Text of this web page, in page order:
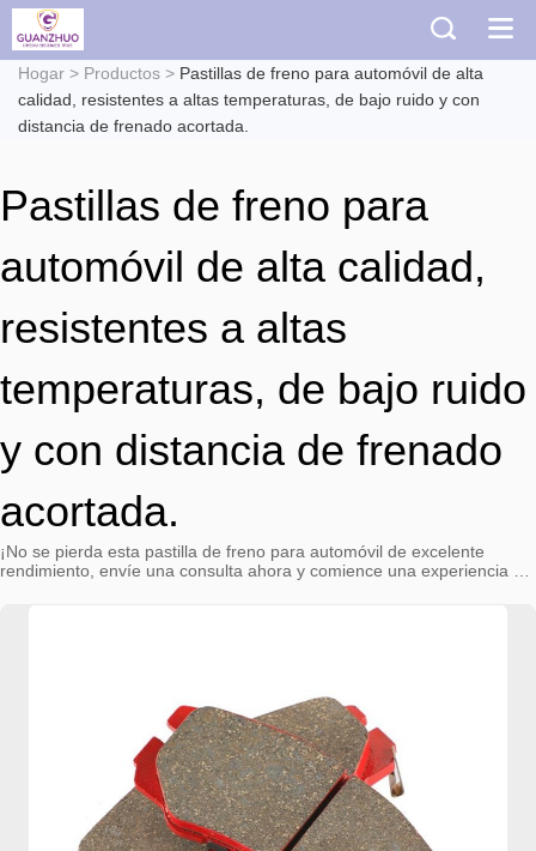
Hogar > Productos > Pastillas de freno para automóvil de alta
calidad, resistentes a altas temperaturas, de bajo ruido y con
distancia de frenado acortada.
Pastillas de freno para
automóvil de alta calidad,
resistentes a altas
temperaturas, de bajo ruido
y con distancia de frenado
acortada.
¡No se pierda esta pastilla de freno para automóvil de excelente
rendimiento, envíe una consulta ahora y comience una experiencia de